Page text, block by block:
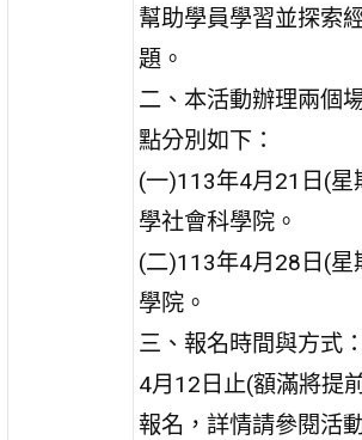
幫助學員學習並探索
題。
二、本活動辦理兩個
點分別如下：
(一)113年4月21日(星
學社會科學院。
(二)113年4月28日(星
學院。
三、報名時間與方式
4月12日止(額滿將提
報名，詳情請參閱活